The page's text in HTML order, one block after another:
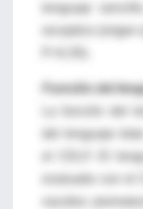
lenguaje
receptivo
Función del
La función del
del lenguaje
el CELF. El
nacidos